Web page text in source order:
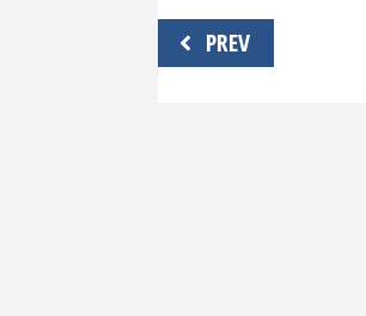
Навигация
по
PREV